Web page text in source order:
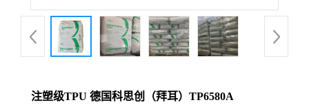
注塑级TPU 德国科思创（拜耳）TP6580A